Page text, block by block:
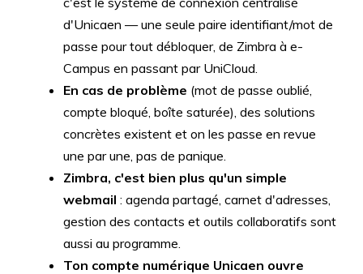
d'Unicaen — une seule paire identifiant/mot de
passe pour tout débloquer, de Zimbra à e-
Campus en passant par UniCloud.
En cas de problème (mot de passe oublié,
compte bloqué, boîte saturée), des solutions
concrètes existent et on les passe en revue
une par une, pas de panique.
Zimbra, c'est bien plus qu'un simple
webmail : agenda partagé, carnet d'adresses,
gestion des contacts et outils collaboratifs sont
aussi au programme.
Ton compte numérique Unicaen ouvre